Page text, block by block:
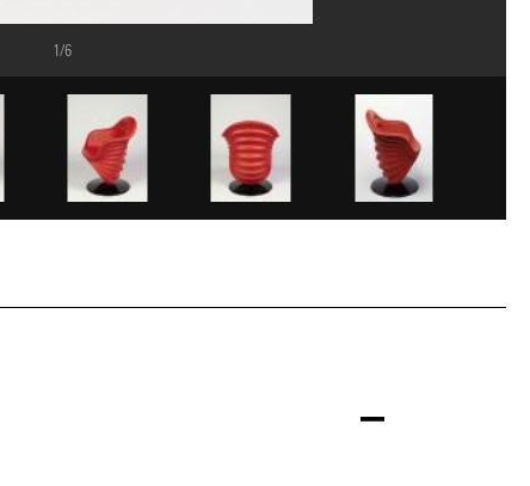
Prévost/Dist. GrandPalaisRmn
1/6